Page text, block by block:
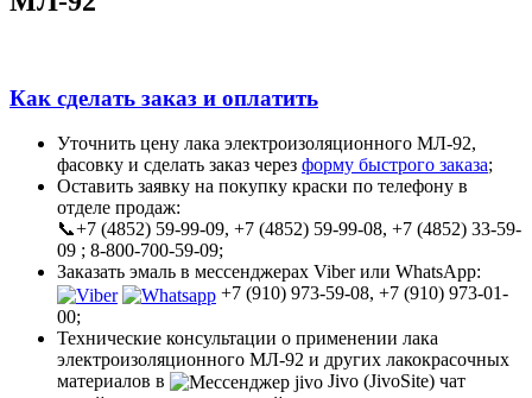
Как сделать заказ и оплатить
Уточнить цену лака электроизоляционного МЛ-92,
фасовку и сделать заказ через форму быстрого заказа;
Оставить заявку на покупку краски по телефону в
отделе продаж:
📞+7 (4852) 59-99-09, +7 (4852) 59-99-08, +7 (4852) 33-59-
09 ; 8-800-700-59-09;
Заказать эмаль в мессенджерах Viber или WhatsApp:
+7 (910) 973-59-08, +7 (910) 973-01-
00;
Технические консультации о применении лака
электроизоляционного МЛ-92 и других лакокрасочных
материалов в
Jivo (JivoSite) чат